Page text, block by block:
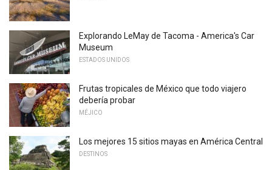
Explorando LeMay de Tacoma - America's Car
Museum
ESTADOS UNIDOS
Frutas tropicales de México que todo viajero
debería probar
MÉJICO
Los mejores 15 sitios mayas en América Central
DESTINOS